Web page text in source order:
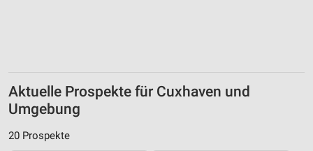
Aktuelle Prospekte für Cuxhaven und
Umgebung
20 Prospekte